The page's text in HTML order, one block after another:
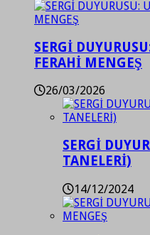
SERGİ
FERAHİ MENGEŞ
26/03/2026
SERGİ
TANELERİ)
14/12/2024